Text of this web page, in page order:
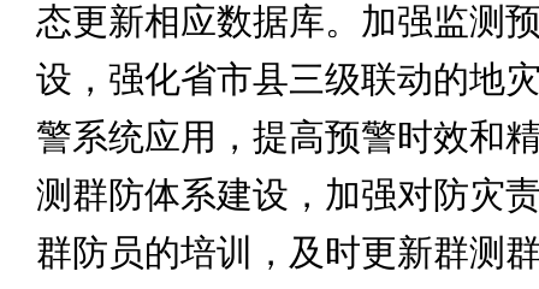
态更新相应数据库。加强监测
设，强化省市县三级联动的地
警系统应用，提高预警时效和
测群防体系建设，加强对防灾
群防员的培训，及时更新群测